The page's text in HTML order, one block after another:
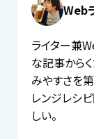
Web
ライター兼
な記事から
みやすさを
レンジレシ
しい。